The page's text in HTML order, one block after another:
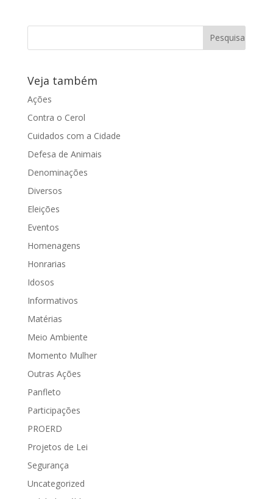
Veja também
Ações
Contra o Cerol
Cuidados com a Cidade
Defesa de Animais
Denominações
Diversos
Eleições
Eventos
Homenagens
Honrarias
Idosos
Informativos
Matérias
Meio Ambiente
Momento Mulher
Outras Ações
Panfleto
Participações
PROERD
Projetos de Lei
Segurança
Uncategorized